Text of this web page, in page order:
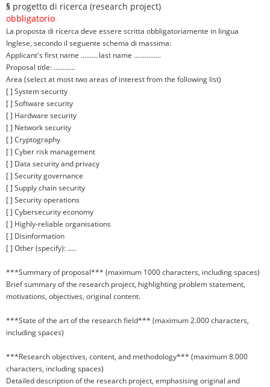
§ progetto di ricerca (research project)
obbligatorio
La proposta di ricerca deve essere scritta obbligatoriamente in lingua
Inglese, secondo il seguente schema di massima:
Applicant's first name ......... last name ...............
Proposal title: ............
Area (select at most two areas of interest from the following list)
[ ] System security
[ ] Software security
[ ] Hardware security
[ ] Network security
[ ] Cryptography
[ ] Cyber risk management
[ ] Data security and privacy
[ ] Security governance
[ ] Supply chain security
[ ] Security operations
[ ] Cybersecurity economy
[ ] Highly-reliable organisations
[ ] Disinformation
[ ] Other (specify): .....
***Summary of proposal*** (maximum 1000 characters, including spaces)
Brief summary of the research project, highlighting problem statement,
motivations, objectives, original content.
***State of the art of the research field*** (maximum 2.000 characters,
including spaces)
***Research objectives, content, and methodology*** (maximum 8.000
characters, including spaces)
Detailed description of the research project, emphasising original and